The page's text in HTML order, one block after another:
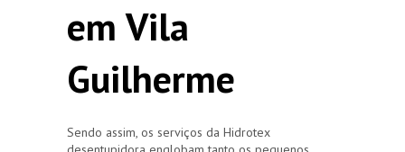
em Vila
Guilherme
Sendo assim, os serviços da Hidrotex